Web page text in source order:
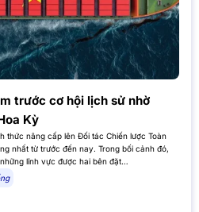
trước cơ hội lịch sử nhờ
Kỳ
thức nâng cấp lên Đối tác Chiến lược Toàn
nhất từ trước đến nay. Trong bối cảnh đó,
lĩnh vực được hai bên đặt…